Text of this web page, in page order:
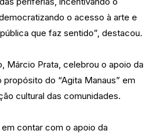
o acesso à arte e
que faz sentido”, destacou.
Márcio Prata, celebrou o apoio da
do “Agita Manaus” em
cultural das comunidades.
contar com o apoio da